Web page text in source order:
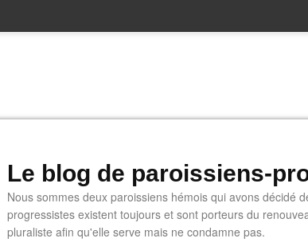
Le blog de paroissiens-
Nous sommes deux paroissiens hémois qui avons décidé
progressistes existent toujours et sont porteurs du
pluraliste afin qu'elle serve mais ne condamne pas.